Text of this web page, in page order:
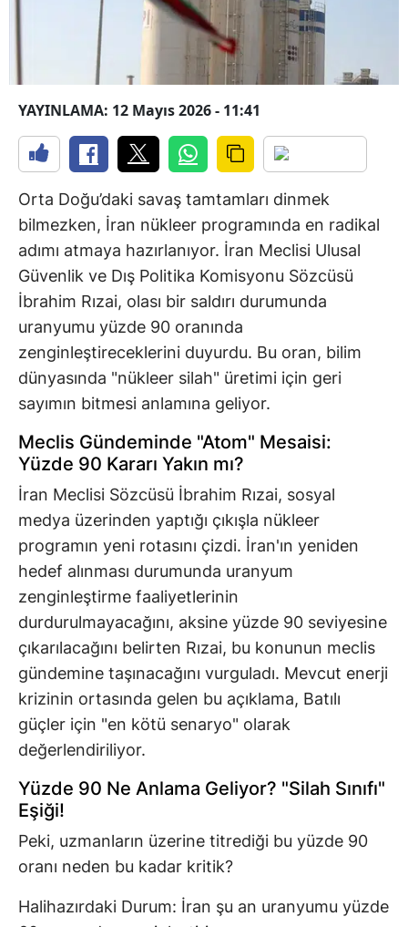
YAYINLAMA: 12 Mayıs 2026 - 11:41
Orta Doğu’daki savaş tamtamları dinmek
bilmezken, İran nükleer programında en radikal
adımı atmaya hazırlanıyor. İran Meclisi Ulusal
Güvenlik ve Dış Politika Komisyonu Sözcüsü
İbrahim Rızai, olası bir saldırı durumunda
uranyumu yüzde 90 oranında
zenginleştireceklerini duyurdu. Bu oran, bilim
dünyasında "nükleer silah" üretimi için geri
sayımın bitmesi anlamına geliyor.
Meclis Gündeminde "Atom" Mesaisi:
Yüzde 90 Kararı Yakın mı?
İran Meclisi Sözcüsü İbrahim Rızai, sosyal
medya üzerinden yaptığı çıkışla nükleer
programın yeni rotasını çizdi. İran'ın yeniden
hedef alınması durumunda uranyum
zenginleştirme faaliyetlerinin
durdurulmayacağını, aksine yüzde 90 seviyesine
çıkarılacağını belirten Rızai, bu konunun meclis
gündemine taşınacağını vurguladı. Mevcut enerji
krizinin ortasında gelen bu açıklama, Batılı
güçler için "en kötü senaryo" olarak
değerlendiriliyor.
Yüzde 90 Ne Anlama Geliyor? "Silah Sınıfı"
Eşiği!
Peki, uzmanların üzerine titrediği bu yüzde 90
oranı neden bu kadar kritik?
Halihazırdaki Durum: İran şu an uranyumu yüzde